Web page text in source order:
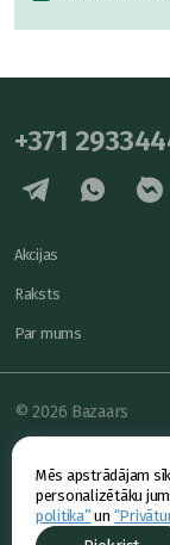
Mēs apstrādājam
personalizētāku
politika” un
+371
Akcijas
Raksts
Par mums
© 2026 Bazaars
Konfidencialitāte
Piedāvājums